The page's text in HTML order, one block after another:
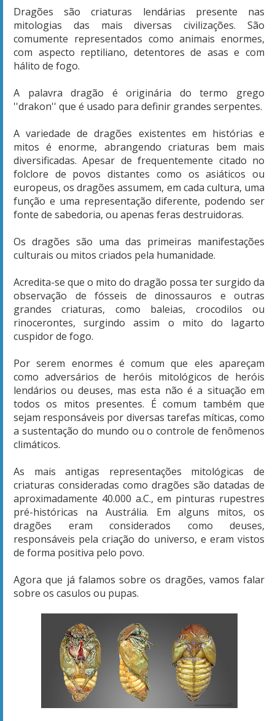
Dragões são criaturas lendárias presente nas
mitologias das mais diversas civilizações. São
comumente representados como animais enormes,
com aspecto reptiliano, detentores de asas e com
hálito de fogo.
A palavra dragão é originária do termo grego
''drakon'' que é usado para definir grandes serpentes.
A variedade de dragões existentes em histórias e
mitos é enorme, abrangendo criaturas bem mais
diversificadas. Apesar de frequentemente citado no
folclore de povos distantes como os asiáticos ou
europeus, os dragões assumem, em cada cultura, uma
função e uma representação diferente, podendo ser
fonte de sabedoria, ou apenas feras destruidoras.
Os dragões são uma das primeiras manifestações
culturais ou mitos criados pela humanidade.
Acredita-se que o mito do dragão possa ter surgido da
observação de fósseis de dinossauros e outras
grandes criaturas, como baleias, crocodilos ou
rinocerontes, surgindo assim o mito do lagarto
cuspidor de fogo.
Por serem enormes é comum que eles apareçam
como adversários de heróis mitológicos de heróis
lendários ou deuses, mas esta não é a situação em
todos os mitos presentes. É comum também que
sejam responsáveis por diversas tarefas míticas, como
a sustentação do mundo ou o controle de fenômenos
climáticos.
As mais antigas representações mitológicas de
criaturas consideradas como dragões são datadas de
aproximadamente 40.000 a.C., em pinturas rupestres
pré-históricas na Austrália. Em alguns mitos, os
dragões eram considerados como deuses,
responsáveis pela criação do universo, e eram vistos
de forma positiva pelo povo.
Agora que já falamos sobre os dragões, vamos falar
sobre os casulos ou pupas.